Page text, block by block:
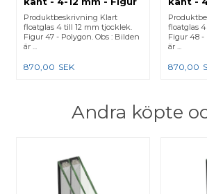
47
Produktbeskrivning Klart
floatglas 4 till 12 mm tjocklek.
Figur 47 - Polygon. Obs : Bilden
är ...
870,00 SEK
48
floatglas
Figur 48 -
är ...
870,00
Andra köpte